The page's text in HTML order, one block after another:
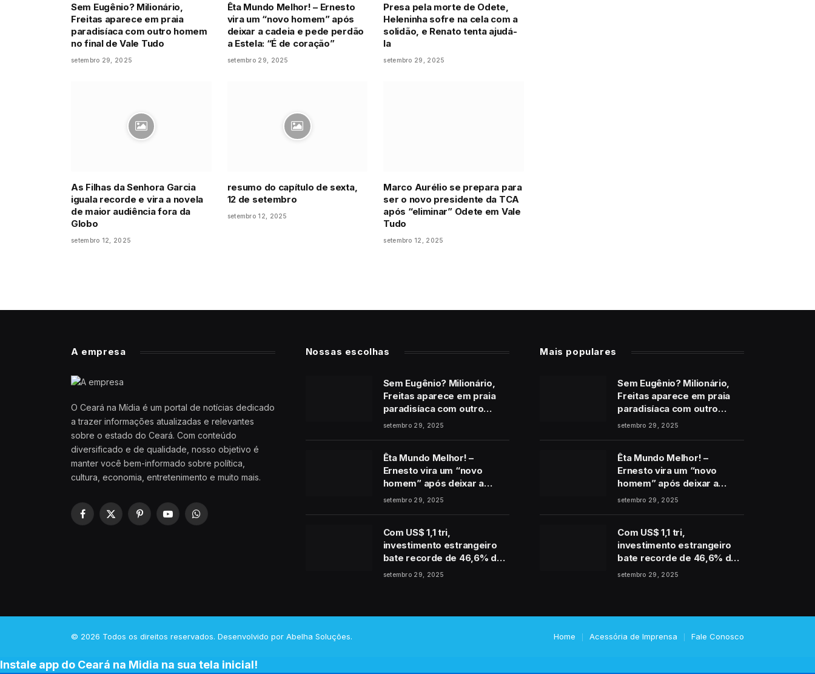
Sem Eugênio? Milionário,
Freitas aparece em praia
paradisíaca com outro homem
no final de Vale Tudo
setembro 29, 2025
Êta Mundo Melhor! – Ernesto
vira um “novo homem” após
deixar a cadeia e pede perdão
a Estela: “É de coração”
setembro 29, 2025
Presa pela morte de Odete,
Heleninha sofre na cela com a
solidão, e Renato tenta ajudá-
la
setembro 29, 2025
As Filhas da Senhora Garcia
iguala recorde e vira a novela
de maior audiência fora da
Globo
setembro 12, 2025
resumo do capítulo de sexta,
12 de setembro
setembro 12, 2025
Marco Aurélio se prepara para
ser o novo presidente da TCA
após “eliminar” Odete em Vale
Tudo
setembro 12, 2025
A empresa
O Ceará na Mídia é um portal de notícias dedicado
a trazer informações atualizadas e relevantes
sobre o estado do Ceará. Com conteúdo
diversificado e de qualidade, nosso objetivo é
manter você bem-informado sobre política,
cultura, economia, entretenimento e muito mais.
Facebook
X
PinterestYouTubeWhatsApp
Nossas escolhas
Sem Eugênio? Milionário,
Freitas aparece em praia
paradisíaca com outro
homem no final de Vale
setembro 29, 2025
Êta Mundo Melhor! –
Ernesto vira um “novo
homem” após deixar a
cadeia e pede perdão a
setembro 29, 2025
Com US$ 1,1 tri,
investimento estrangeiro
bate recorde de 46,6% do
PIB
setembro 29, 2025
Mais populares
Sem Eugênio? Milionário,
Freitas aparece em praia
paradisíaca com outro
homem no final de Vale
setembro 29, 2025
Êta Mundo Melhor! –
Ernesto vira um “novo
homem” após deixar a
cadeia e pede perdão a
setembro 29, 2025
Com US$ 1,1 tri,
investimento estrangeiro
bate recorde de 46,6% do
PIB
setembro 29, 2025
© 2026 Todos os direitos reservados. Desenvolvido por Abelha Soluções. Home Acessória de Imprensa Fale Conosco
Instale app do Ceará na Midia na sua tela inicial!